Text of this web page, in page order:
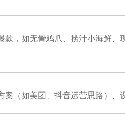
，如无骨鸡爪、捞汁小海鲜、
（如美团、抖音运营思路）、